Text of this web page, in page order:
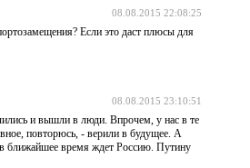
08.08.2015 22:08:25
Если это даст плюсы для
08.08.2015 23:10:51
и вышли в люди. Впрочем, у нас в те
повторюсь, - верили в будущее. А
ближайшее время ждет Россию. Путину